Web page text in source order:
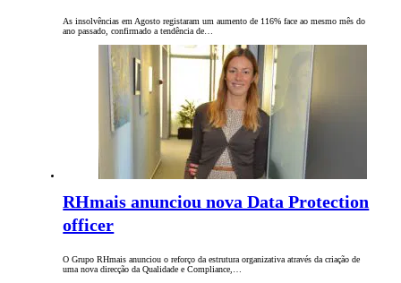
As insolvências em Agosto registaram um aumento de 116% face ao mesmo mês do
ano passado, confirmado a tendência de…
RHmais anunciou nova Data Protection
officer
O Grupo RHmais anunciou o reforço da estrutura organizativa através da criação de
uma nova direcção da Qualidade e Compliance,…